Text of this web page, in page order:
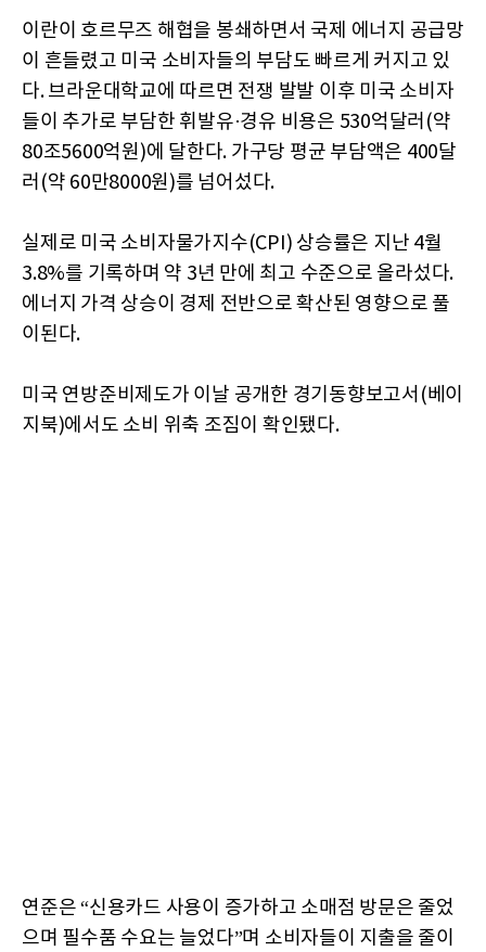
이란이 호르무즈 해협을 봉쇄하면서 국제 에너지 공급망
이 흔들렸고 미국 소비자들의 부담도 빠르게 커지고 있
다. 브라운대학교에 따르면 전쟁 발발 이후 미국 소비자
들이 추가로 부담한 휘발유·경유 비용은 530억달러(약
80조5600억원)에 달한다. 가구당 평균 부담액은 400달
러(약 60만8000원)를 넘어섰다.
실제로 미국 소비자물가지수(CPI) 상승률은 지난 4월
3.8%를 기록하며 약 3년 만에 최고 수준으로 올라섰다.
에너지 가격 상승이 경제 전반으로 확산된 영향으로 풀
이된다.
미국 연방준비제도가 이날 공개한 경기동향보고서(베이
지북)에서도 소비 위축 조짐이 확인됐다.
연준은 “신용카드 사용이 증가하고 소매점 방문은 줄었
으며 필수품 수요는 늘었다”며 소비자들이 지출을 줄이